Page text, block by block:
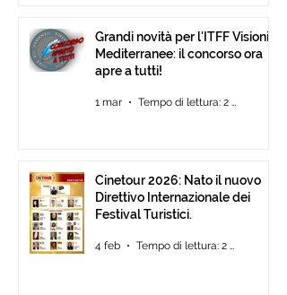
Grandi novità per l'ITFF Visioni
Mediterranee: il concorso ora
apre a tutti!
1 mar Tempo di lettura: 2 min
Cinetour 2026: Nato il nuovo
Direttivo Internazionale dei
Festival Turistici.
4 feb Tempo di lettura: 2 min